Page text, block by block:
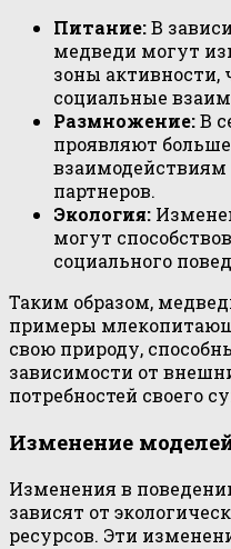
Питание:В
медведи могут
зоны активности,
социальные
Размножение:В
проявляют
взаимодействиям
партнеров.
Экология:
могут
социального
Таким образом,
примеры
свою природу,
зависимости от
потребностей своего
Изменение
Изменения в
зависят от
ресурсов. Эти